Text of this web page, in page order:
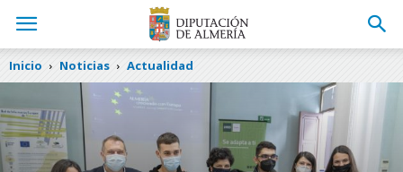
Inicio Noticias Actualidad